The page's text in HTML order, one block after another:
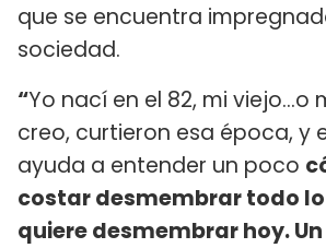
que se encuentra
sociedad.
“Yo nací en el 82, mi viejo…o
creo, curtieron esa época, y
ayuda a entender un poco
costar desmembrar todo lo
quiere desmembrar hoy.